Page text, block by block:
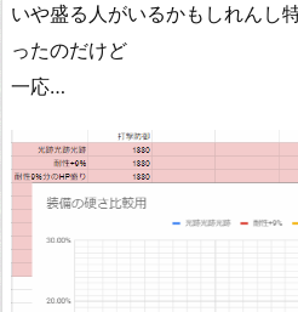
いや盛る人がいるかもしれんし
ったのだけど
一応…